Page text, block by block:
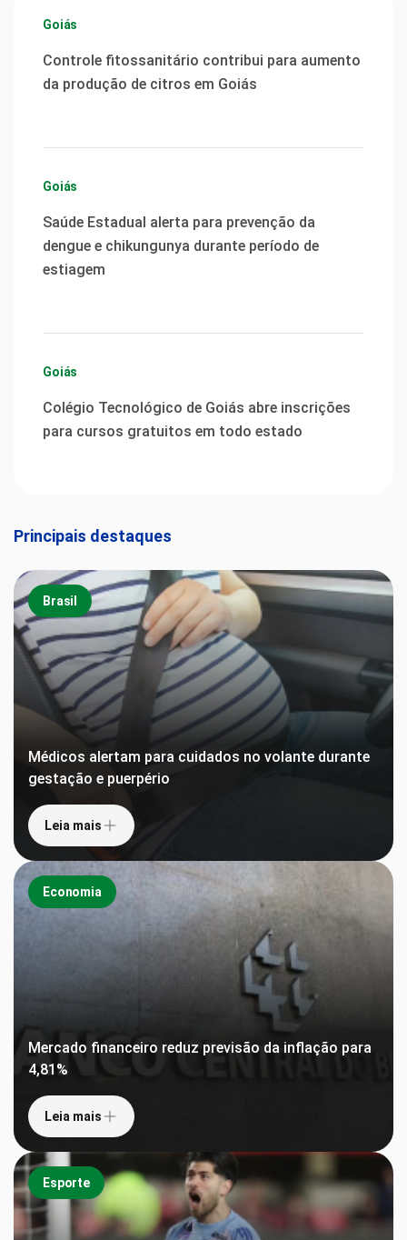
Goiás
Controle fitossanitário contribui para aumento
da produção de citros em Goiás
Goiás
Saúde Estadual alerta para prevenção da
dengue e chikungunya durante período de
estiagem
Goiás
Colégio Tecnológico de Goiás abre inscrições
para cursos gratuitos em todo estado
Principais destaques
Brasil
Médicos alertam para cuidados no volante durante
gestação e puerpério
Leia mais
Economia
Mercado financeiro reduz previsão da inflação para
4,81%
Leia mais
Esporte